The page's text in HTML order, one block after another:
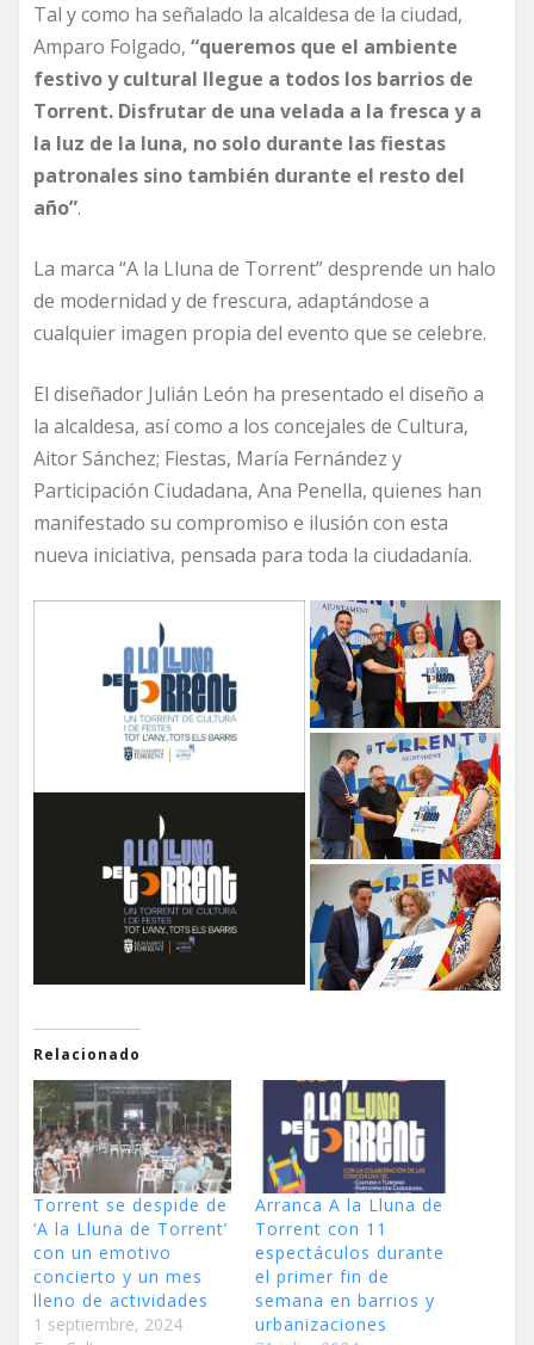
Tal y como ha señalado la alcaldesa de la ciudad,
Amparo Folgado, “queremos que el ambiente
festivo y cultural llegue a todos los barrios de
Torrent. Disfrutar de una velada a la fresca y a
la luz de la luna, no solo durante las fiestas
patronales sino también durante el resto del
año”.
La marca “A la Lluna de Torrent” desprende un halo
de modernidad y de frescura, adaptándose a
cualquier imagen propia del evento que se celebre.
El diseñador Julián León ha presentado el diseño a
la alcaldesa, así como a los concejales de Cultura,
Aitor Sánchez; Fiestas, María Fernández y
Participación Ciudadana, Ana Penella, quienes han
manifestado su compromiso e ilusión con esta
nueva iniciativa, pensada para toda la ciudadanía.
Relacionado
Torrent se despide de
‘A la Lluna de Torrent’
con un emotivo
concierto y un mes
lleno de actividades
1 septiembre, 2024
Arranca A la Lluna de
Torrent con 11
espectáculos durante
el primer fin de
semana en barrios y
urbanizaciones